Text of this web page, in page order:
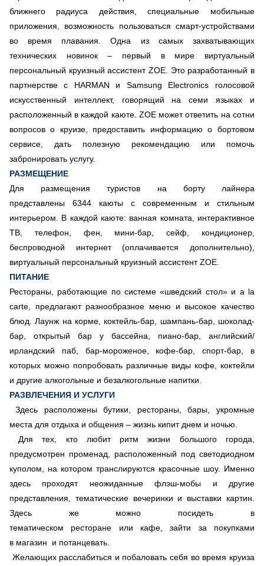
ближнего радиуса действия, специальные мобильные
приложения, возможность пользоваться смарт-устройствами
во время плавания. Одна из самых захватывающих
технических новинок – первый в мире виртуальный
персональный круизный ассистент ZOE. Это разработанный в
партнерстве с HARMAN и Samsung Electronics голосовой
искусственный интеллект, говорящий на семи языках и
расположенный в каждой каюте. ZOE может ответить на сотни
вопросов о круизе, предоставить информацию о бортовом
сервисе, дать полезную рекомендацию или помочь
забронировать услугу.
РАЗМЕЩЕНИЕ
Для размещения туристов на борту лайнера
представлены 6344 каюты с современным и стильным
интерьером. В каждой каюте: ванная комната, интерактивное
ТВ, телефон, фен, мини-бар, сейф, кондиционер,
беспроводной интернет (оплачивается дополнительно),
виртуальный персональный круизный ассистент ZOE.
ПИТАНИЕ
Рестораны, работающие по системе «шведский стол» и a la
carte, предлагают разнообразное меню и высокое качество
блюд. Лаунж на корме, коктейль-бар, шампань-бар, шоколад-
бар, открытый бар у бассейна, пиано-бар, английский/
ирландский паб, бар-мороженое, кофе-бар, спорт-бар, в
которых можно попробовать различные виды кофе, коктейли
и другие алкогольные и безалкогольные напитки.
РАЗВЛЕЧЕНИЯ И УСЛУГИ
Здесь расположены бутики, рестораны, бары, укромные
места для отдыха и общения – жизнь кипит днем и ночью.
Для тех, кто любит ритм жизни большого города,
предусмотрен променад, расположенный под светодиодном
куполом, на котором транслируются красочные шоу. Именно
здесь проходят неожиданные флэш-мобы и другие
представления, тематические вечеринки и выставки картин.
Здесь же можно посидеть в
тематическом ресторане или кафе, зайти за покупками
в магазин и потанцевать.
Желающих расслабиться и побаловать себя во время круиза